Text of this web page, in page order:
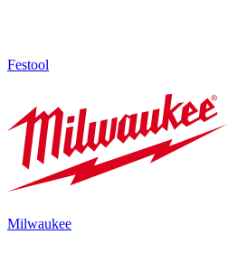
Festool
Milwaukee